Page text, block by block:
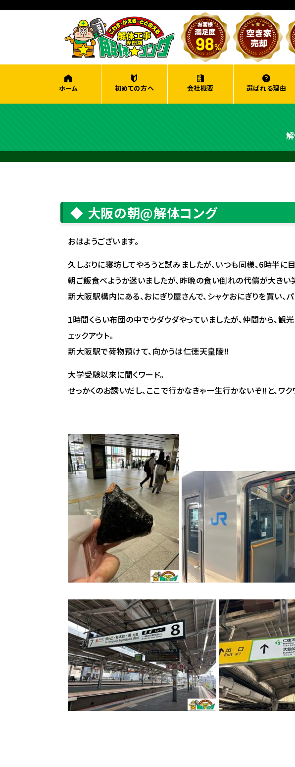
ホーム 初めての方へ 会社概要 選ばれる理由
大阪の朝@解体コング
おはようございます。
久しぶりに寝坊してやろうと試みましたが、いつも同様、6時半に
朝ご飯食べようか迷いましたが、昨晩の食い倒れの代償が大きい
新大阪駅構内にある、おにぎり屋さんで、シャケおにぎりを買い、パ
1時間くらい布団の中でウダウダやっていましたが、仲間から、観
ェックアウト。
新大阪駅で荷物預けて、向かうは仁徳天皇陵‼️
大学受験以来に聞くワード。
せっかくのお誘いだし、ここで行かなきゃ一生行かないぞ‼️と、ワ